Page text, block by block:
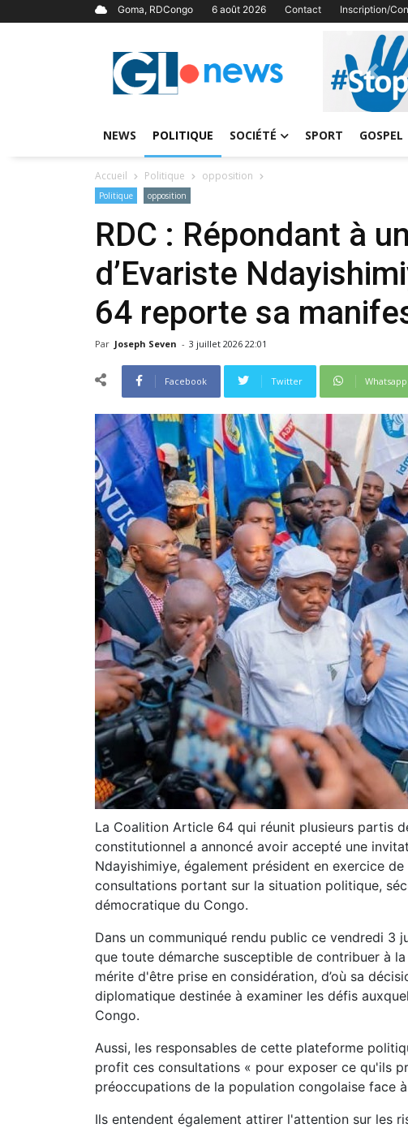
Goma, RDCongo 6 août 2026 Contact Inscription/
NEWS POLITIQUE SOCIÉTÉ SPORT GOSPEL
Accueil Politique opposition
Politique opposition
RDC : Répondant à
d’Evariste
64 reporte sa
Par Joseph Seven - 3 juillet 2026 22:01
Facebook Twitter Whatsapp
La Coalition Article 64 qui réunit plusieurs partis
constitutionnel a annoncé avoir accepté une
Ndayishimiye, également président en exercice
consultations portant sur la situation politique,
démocratique du Congo.
Dans un communiqué rendu public ce vendredi 3
que toute démarche susceptible de contribuer à
mérite d'être prise en considération, d’où sa
diplomatique destinée à examiner les défis
Congo.
Aussi, les responsables de cette plateforme
profit ces consultations « pour exposer ce qu'ils
préoccupations de la population congolaise face
Ils entendent également attirer l'attention sur les